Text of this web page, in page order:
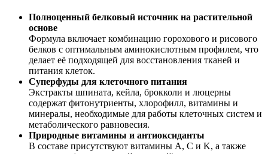
Полноценный белковый источник на растительной
основе
Формула включает комбинацию горохового и рисового
белков с оптимальным аминокислотным профилем, что
делает её подходящей для восстановления тканей и
питания клеток.
Суперфуды для клеточного питания
Экстракты шпината, кейла, брокколи и люцерны
содержат фитонутриенты, хлорофилл, витамины и
минералы, необходимые для работы клеточных систем и
метаболического равновесия.
Природные витамины и антиоксиданты
В составе присутствуют витамины A, C и K, а также